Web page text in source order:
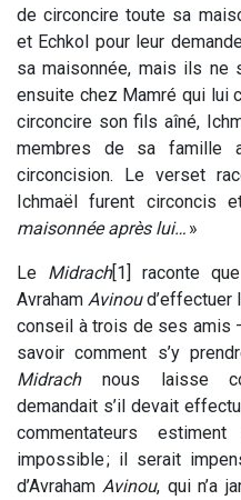
de circoncire toute sa
et Echkol pour leur
sa maisonnée, mais ils ne
ensuite chez Mamré qui lui
circoncire son fils aîné,
membres de sa famille
circoncision. Le verset
Ichmaël furent circoncis
maisonnée après lui… »
Le Midrach[1] raconte
Avraham Avinoud’effectuer
conseil à trois de ses amis
savoir comment s’y
Midrachnous laisse
demandait s’il devait
commentateurs
impossible ; il serait
d’Avraham Avinou, qui n’a